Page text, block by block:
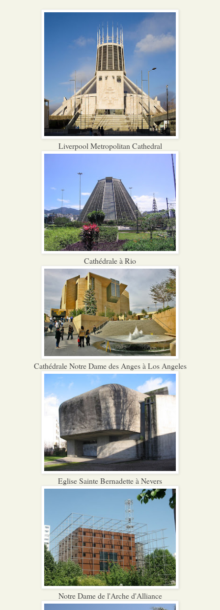
Liverpool Metropolitan Cathedral
Cathédrale à Rio
Cathédrale Notre Dame des Anges à Los Angeles
Eglise Sainte Bernadette à Nevers
Notre Dame de l'Arche d'Alliance